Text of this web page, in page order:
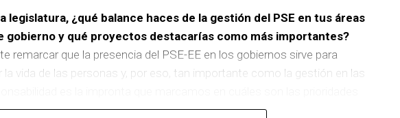
legislatura, ¿qué balance haces de la gestión del PSE en tus áreas
gobierno y qué proyectos destacarías como más importantes?
remarcar que la presencia del PSE-EE en los gobiernos sirve para
vida de las personas y, por eso, tan importante como la gestión en las